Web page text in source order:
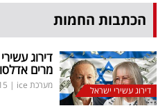
הכתבות החמות
דירוג עשירי ישראל
דירוג
מרים
מערכת ice |